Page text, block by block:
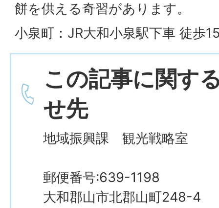
餅を供える奇習があります。
小泉町：JR大和小泉駅下車 徒歩
この記事に関す
せ先
地域振興課 観光戦略室
郵便番号:639-1198
大和郡山市北郡山町248-4